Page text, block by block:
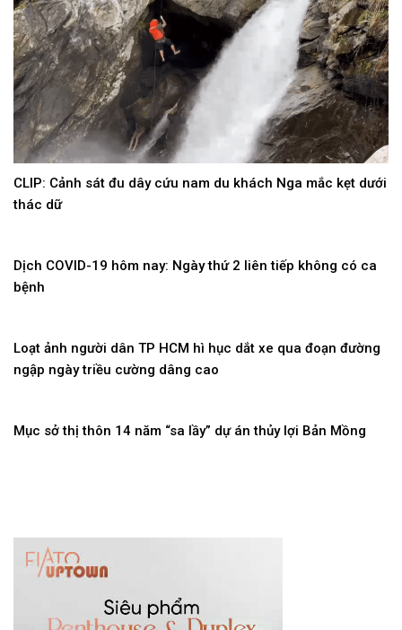
CLIP: Cảnh sát đu dây cứu nam du khách Nga mắc kẹt dưới
thác dữ
Dịch COVID-19 hôm nay: Ngày thứ 2 liên tiếp không có ca
bệnh
Loạt ảnh người dân TP HCM hì hục dắt xe qua đoạn đường
ngập ngày triều cường dâng cao
Mục sở thị thôn 14 năm “sa lầy” dự án thủy lợi Bản Mồng